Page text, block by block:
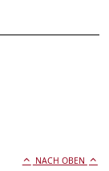
NACH OBEN